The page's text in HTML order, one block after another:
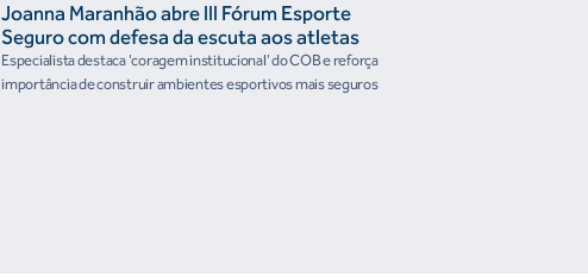
Joanna Maranhão abre III Fórum Esporte
Seguro com defesa da escuta aos atletas
Especialista destaca 'coragem institucional' do COB e reforça
importância de construir ambientes esportivos mais seguros